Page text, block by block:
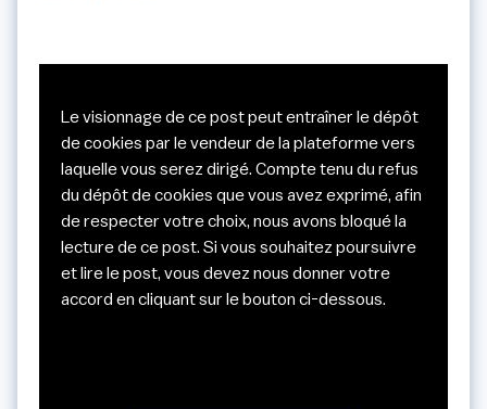
Le visionnage de ce post peut entraîner le dépôt
de cookies par le vendeur de la plateforme vers
laquelle vous serez dirigé. Compte tenu du refus
du dépôt de cookies que vous avez exprimé, afin
de respecter votre choix, nous avons bloqué la
lecture de ce post. Si vous souhaitez poursuivre
et lire le post, vous devez nous donner votre
accord en cliquant sur le bouton ci-dessous.